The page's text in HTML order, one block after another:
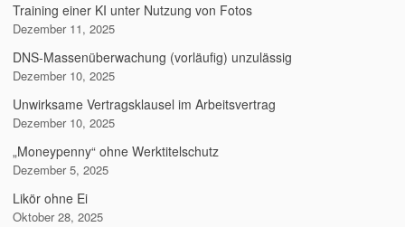
Training einer KI unter Nutzung von Fotos
Dezember 11, 2025
DNS-Massenüberwachung (vorläufig) unzulässig
Dezember 10, 2025
Unwirksame Vertragsklausel im Arbeitsvertrag
Dezember 10, 2025
„Moneypenny“ ohne Werktitelschutz
Dezember 5, 2025
Likör ohne Ei
Oktober 28, 2025